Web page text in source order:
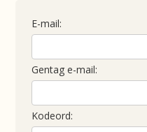
E-mail:
Gentag e-mail:
Kodeord: